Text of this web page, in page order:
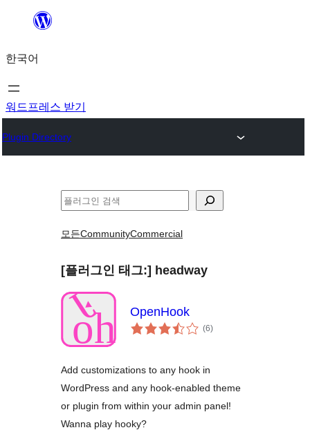
츠
로
바
가
한국어
워드프레스 받기
Plugin Directory
검
모든CommunityCommercial
[플러그인 태그:] headway
OpenHook
(6전
체)
Add customizations to any hook in
WordPress and any hook-enabled theme
or plugin from within your admin panel!
Wanna play hooky?